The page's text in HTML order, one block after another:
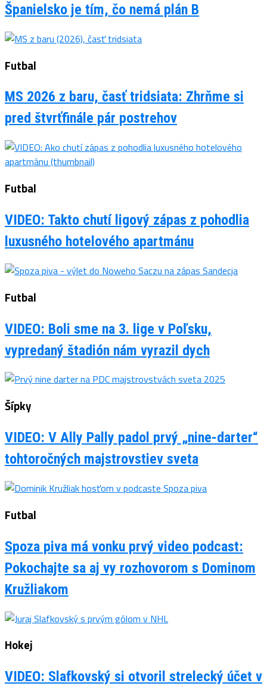
Španielsko je tím, čo nemá plán B
Futbal
MS 2026 z baru, časť tridsiata: Zhrňme si
pred štvrťfinále pár postrehov
Futbal
VIDEO: Takto chutí ligový zápas z pohodlia
luxusného hotelového apartmánu
Futbal
VIDEO: Boli sme na 3. lige v Poľsku,
vypredaný štadión nám vyrazil dych
Šípky
VIDEO: V Ally Pally padol prvý „nine-darter“
tohtoročných majstrovstiev sveta
Futbal
Spoza piva má vonku prvý video podcast:
Pokochajte sa aj vy rozhovorom s Dominom
Kružliakom
Hokej
VIDEO: Slafkovský si otvoril strelecký účet v